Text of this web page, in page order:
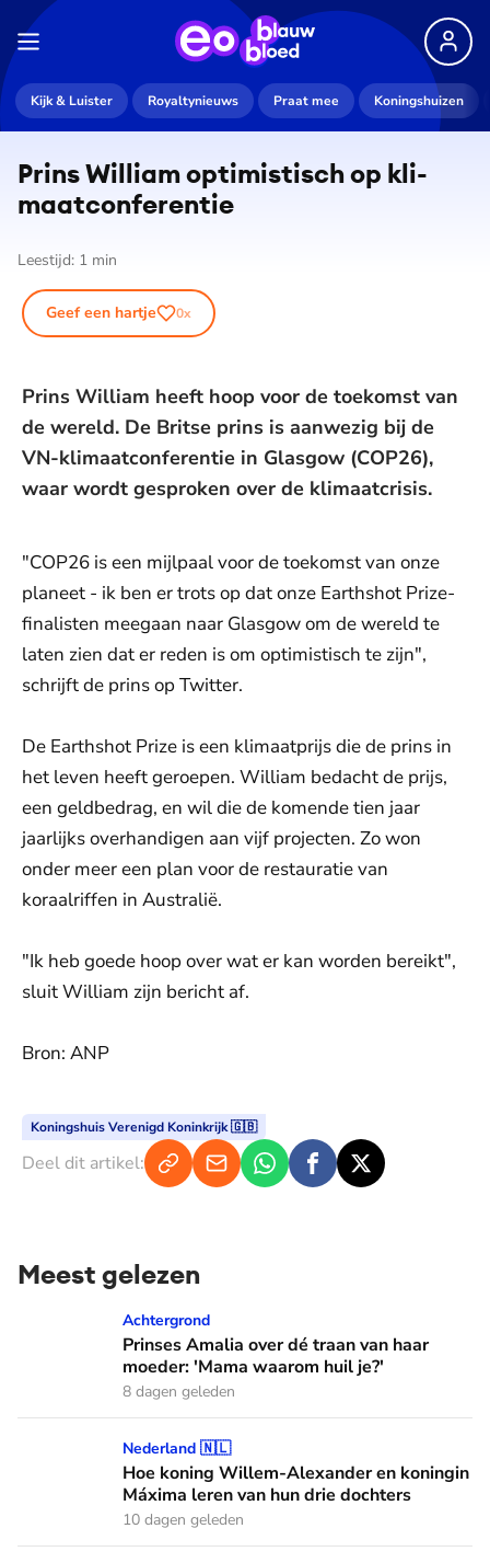
Kijk & Luister Royaltynieuws Praat mee Koningshuizen
Prins William optimistisch op kli­
maat­con­fe­ren­tie
Leestijd: 1 min
Geef een hartje 0x
Prins William heeft hoop voor de toekomst van
de wereld. De Britse prins is aanwezig bij de
VN-klimaatconferentie in Glasgow (COP26),
waar wordt gesproken over de klimaatcrisis.
"COP26 is een mijlpaal voor de toekomst van onze
planeet - ik ben er trots op dat onze Earthshot Prize-
finalisten meegaan naar Glasgow om de wereld te
laten zien dat er reden is om optimistisch te zijn",
schrijft de prins op Twitter.
De Earthshot Prize is een klimaatprijs die de prins in
het leven heeft geroepen. William bedacht de prijs,
een geldbedrag, en wil die de komende tien jaar
jaarlijks overhandigen aan vijf projecten. Zo won
onder meer een plan voor de restauratie van
koraalriffen in Australië.
"Ik heb goede hoop over wat er kan worden bereikt",
sluit William zijn bericht af.
Bron: ANP
Koningshuis Verenigd Koninkrijk 🇬🇧
Deel dit artikel:
Meest gelezen
Prinses Amalia over dé traan van haar moeder: 'Mama
Achtergrond
Prinses Amalia over dé traan van haar
moeder: 'Mama waarom huil je?'
8 dagen geleden
Hoe koning Willem-Alexander en koningin Máxima leren
Nederland 🇳🇱
Hoe koning Willem-Alexander en koningin
Máxima leren van hun drie dochters
10 dagen geleden